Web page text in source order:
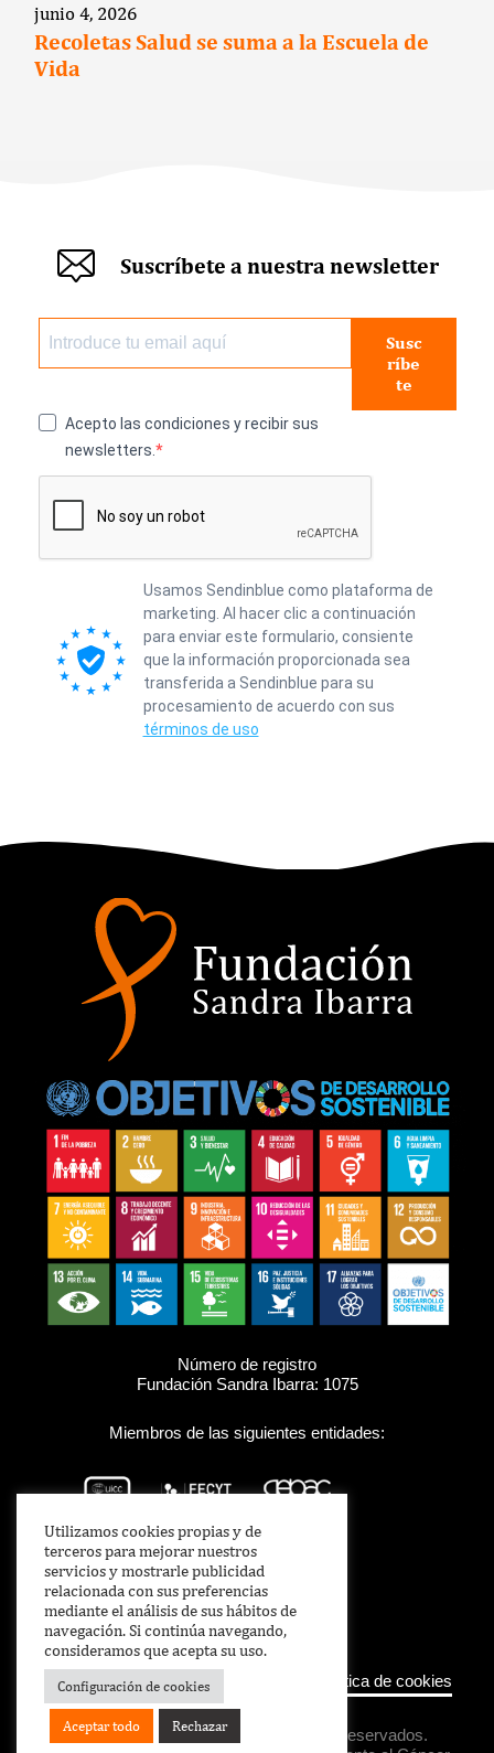
junio 4, 2026
Recoletas Salud se suma a la Escuela de
Vida
Suscríbete a nuestra newsletter
Susc
ríbe
te
Acepto las condiciones y recibir sus
newsletters.
Usamos Sendinblue como plataforma de
marketing. Al hacer clic a continuación
para enviar este formulario, consiente
que la información proporcionada sea
transferida a Sendinblue para su
procesamiento de acuerdo con sus
términos de uso
Número de registro
Fundación Sandra Ibarra: 1075
Miembros de las siguientes entidades:
Aviso legal– Política de Privacidad Política de cookies
Copyright © 2021 Todos los derechos reservados.
Utilizamos cookies propias y de
terceros para mejorar nuestros
servicios y mostrarle publicidad
relacionada con sus preferencias
mediante el análisis de sus hábitos de
navegación. Si continúa navegando,
consideramos que acepta su uso.
Configuración de cookies
Aceptar todo Rechazar